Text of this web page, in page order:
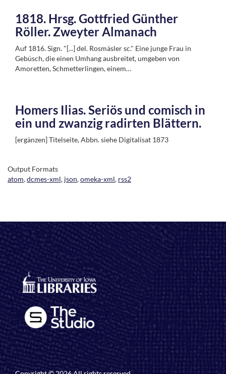
1818. Hrsg. Gottfried Günther
Röller. Zweyter Almanach
Auf 1816. Sign. "[...] del. Rosmäsler sc." Eine junge Frau in
Gebüsch, die einen Umhang ausbreitet, umgeben von
Amoretten, Schmetterlingen, einem…
Homers Ilias. Seriös und comisch in
ein und zwanzig radirten Blättern.
[ergänzen] Titelseite, Abbn. siehe Digitalisat 1873
Output Formats
atom,dcmes-xml, json,omeka-xml, rss2